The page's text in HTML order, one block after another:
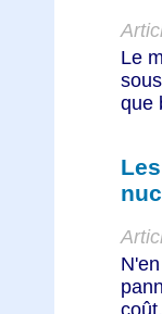
Le
que